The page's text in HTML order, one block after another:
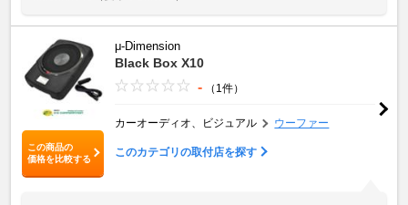
この商品の
価格を比較する
μ-Dimension
Black Box X10
- （1件）
カーオーディオ、ビジュアル ウーファー
このカテゴリの取付店を探す